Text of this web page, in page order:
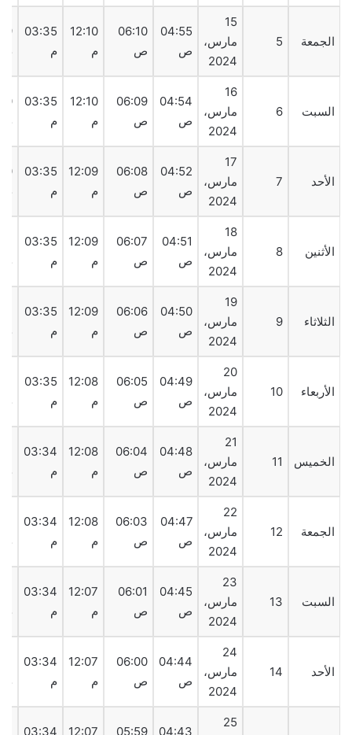
الجمعة 5
15
مارس،
2024
04:55
ص
06:10
ص
12:10
م
03:35
م
م
السبت 6
16
مارس،
2024
04:54
ص
06:09
ص
12:10
م
03:35
م
م
الأحد 7
17
مارس،
2024
04:52
ص
06:08
ص
12:09
م
03:35
م
م
الأثنين 8
18
مارس،
2024
04:51
ص
06:07
ص
12:09
م
03:35
م
م
الثلاثاء 9
19
مارس،
2024
04:50
ص
06:06
ص
12:09
م
03:35
م
م
الأربعاء 10
20
مارس،
2024
04:49
ص
06:05
ص
12:08
م
03:35
م
م
الخميس 11
21
مارس،
2024
04:48
ص
06:04
ص
12:08
م
03:34
م
م
الجمعة 12
22
مارس،
2024
04:47
ص
06:03
ص
12:08
م
03:34
م
م
السبت 13
23
مارس،
2024
04:45
ص
06:01
ص
12:07
م
03:34
م
م
الأحد 14
24
مارس،
2024
04:44
ص
06:00
ص
12:07
م
03:34
م
م
25
04:43
05:59
12:07
03:34